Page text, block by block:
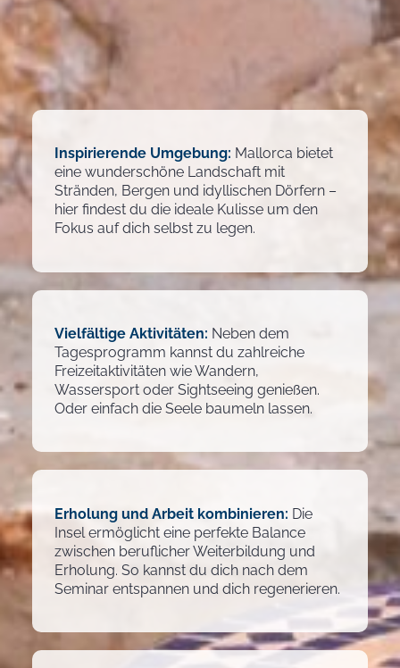
Inspirierende Umgebung: Mallorca bietet
eine wunderschöne Landschaft mit
Stränden, Bergen und idyllischen Dörfern –
hier findest du die ideale Kulisse um den
Fokus auf dich selbst zu legen.
Vielfältige Aktivitäten: Neben dem
Tagesprogramm kannst du zahlreiche
Freizeitaktivitäten wie Wandern,
Wassersport oder Sightseeing genießen.
Oder einfach die Seele baumeln lassen.
Erholung und Arbeit kombinieren: Die
Insel ermöglicht eine perfekte Balance
zwischen beruflicher Weiterbildung und
Erholung. So kannst du dich nach dem
Seminar entspannen und dich regenerieren.